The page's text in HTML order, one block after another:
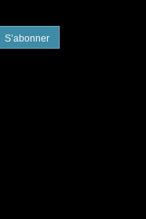
S’abonner